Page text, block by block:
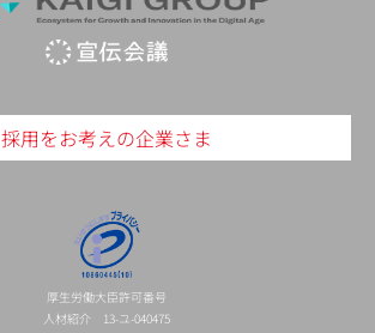
採用をお考えの企業さま
厚生労働大臣許可番号
人材紹介 13-ユ-040475